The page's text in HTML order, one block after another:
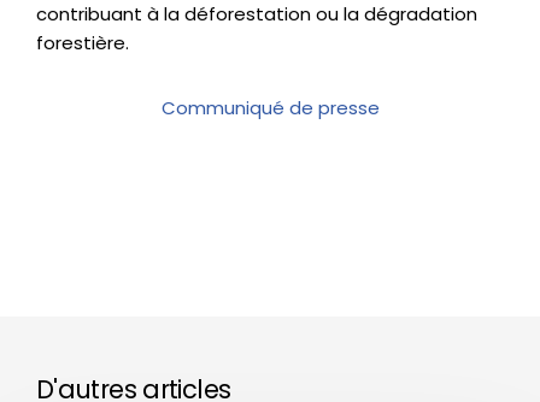
contribuant à la déforestation ou la dégradation
forestière.
Communiqué de presse
D'autres articles